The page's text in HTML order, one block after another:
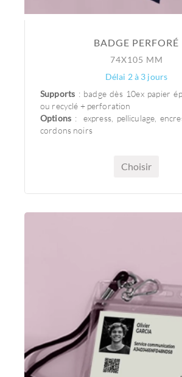
BADGE PERFORÉ
74X105 MM
Délai 2 à 3 jours
Supports : badge dès 10ex papier
ou recyclé + perforation
Options : express, pelliculage,
cordons noirs
Choisir